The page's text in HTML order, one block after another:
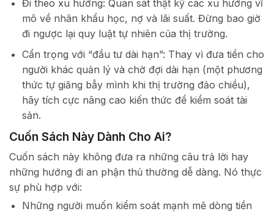
Đi theo xu hướng: Quan sát thật kỹ các xu hướng vĩ
mô về nhân khẩu học, nợ và lãi suất. Đừng bao giờ
đi ngược lại quy luật tự nhiên của thị trường.
Cẩn trọng với “đầu tư dài hạn”: Thay vì đưa tiền cho
người khác quản lý và chờ đợi dài hạn (một phương
thức tự giăng bẫy mình khi thị trường đảo chiều),
hãy tích cực nâng cao kiến thức để kiểm soát tài
sản.
Cuốn Sách Này Dành Cho Ai?
Cuốn sách này không đưa ra những câu trả lời hay
những hướng đi an phận thủ thường dễ dàng. Nó thực
sự phù hợp với:
Những người muốn kiểm soát mạnh mẽ dòng tiền